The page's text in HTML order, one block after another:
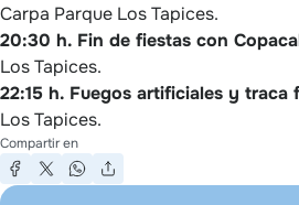
Carpa Parque Los Tapices.
20:30 h. Fin de fiestas con
Los Tapices.
22:15 h. Fuegos artificiales y traca
Los Tapices.
Compartir en